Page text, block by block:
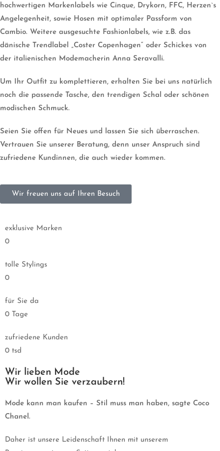
hochwertigen Markenlabels wie Cinque, Drykorn, FFC, Herzen`s
Angelegenheit, sowie Hosen mit optimaler Passform von
Cambio. Weitere ausgesuchte Fashionlabels, wie z.B. das
dänische Trendlabel „Coster Copenhagen“ oder Schickes von
der italienischen Modemacherin Anna Seravalli.
Um Ihr Outfit zu komplettieren, erhalten Sie bei uns natürlich
noch die passende Tasche, den trendigen Schal oder schönen
modischen Schmuck.
Seien Sie offen für Neues und lassen Sie sich überraschen.
Vertrauen Sie unserer Beratung, denn unser Anspruch sind
zufriedene Kundinnen, die auch wieder kommen.
Wir freuen uns auf Ihren Besuch
exklusive Marken
0
tolle Stylings
0
für Sie da
0 Tage
zufriedene Kunden
0 tsd
Wir lieben Mode
Wir wollen Sie verzaubern!
Mode kann man kaufen – Stil muss man haben, sagte Coco
Chanel.
Daher ist unsere Leidenschaft Ihnen mit unserem